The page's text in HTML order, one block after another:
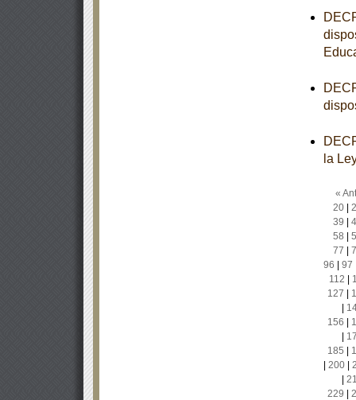
la
«
20|
39
58
77
96
97
112
127
156
185
200|
229